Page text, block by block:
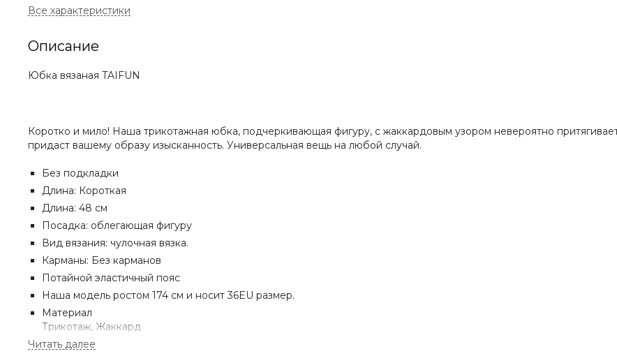
Описание
Юбка вязаная TAIFUN
Коротко и мило! Наша трикотажная юбка, подчеркивающая фигуру, с жаккардовым узором невероятно
придаст вашему образу изысканность. Универсальная вещь на любой случай.
Без подкладки
Длина: Короткая
Длина: 48 см
Посадка: облегающая фигуру
Вид вязания: чулочная вязка.
Карманы: Без карманов
Потайной эластичный пояс
Наша модель ростом 174 см и носит 36EU размер.
Материал
Трикотаж, Жаккард